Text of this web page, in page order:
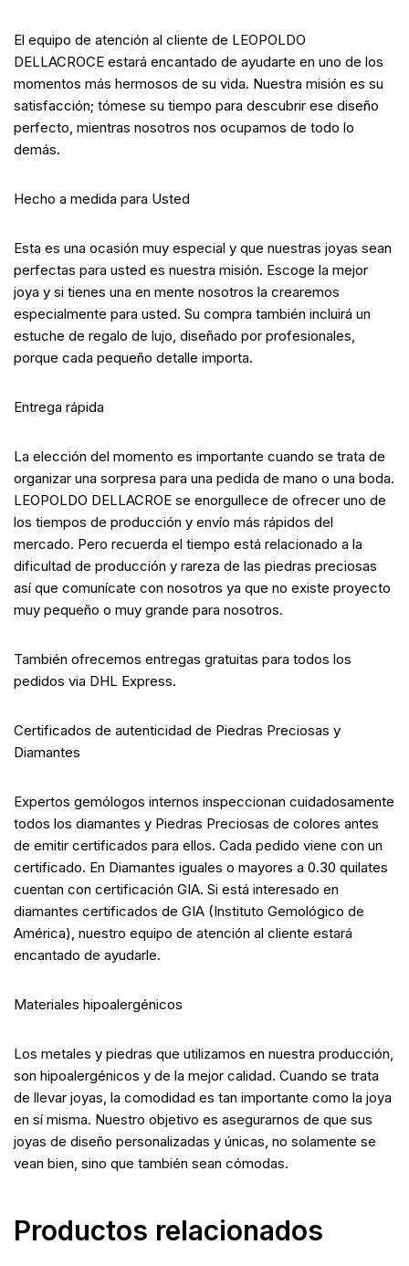
El equipo de atención al cliente de LEOPOLDO
DELLACROCE estará encantado de ayudarte en uno de los
momentos más hermosos de su vida. Nuestra misión es su
satisfacción; tómese su tiempo para descubrir ese diseño
perfecto, mientras nosotros nos ocupamos de todo lo
demás.
Hecho a medida para Usted
Esta es una ocasión muy especial y que nuestras joyas sean
perfectas para usted es nuestra misión. Escoge la mejor
joya y si tienes una en mente nosotros la crearemos
especialmente para usted. Su compra también incluirá un
estuche de regalo de lujo, diseñado por profesionales,
porque cada pequeño detalle importa.
Entrega rápida
La elección del momento es importante cuando se trata de
organizar una sorpresa para una pedida de mano o una boda.
LEOPOLDO DELLACROE se enorgullece de ofrecer uno de
los tiempos de producción y envío más rápidos del
mercado. Pero recuerda el tiempo está relacionado a la
dificultad de producción y rareza de las piedras preciosas
así que comunícate con nosotros ya que no existe proyecto
muy pequeño o muy grande para nosotros.
También ofrecemos entregas gratuitas para todos los
pedidos via DHL Express.
Certificados de autenticidad de Piedras Preciosas y
Diamantes
Expertos gemólogos internos inspeccionan cuidadosamente
todos los diamantes y Piedras Preciosas de colores antes
de emitir certificados para ellos. Cada pedido viene con un
certificado. En Diamantes iguales o mayores a 0.30 quilates
cuentan con certificación GIA. Si está interesado en
diamantes certificados de GIA (Instituto Gemológico de
América), nuestro equipo de atención al cliente estará
encantado de ayudarle.
Materiales hipoalergénicos
Los metales y piedras que utilizamos en nuestra producción,
son hipoalergénicos y de la mejor calidad. Cuando se trata
de llevar joyas, la comodidad es tan importante como la joya
en sí misma. Nuestro objetivo es asegurarnos de que sus
joyas de diseño personalizadas y únicas, no solamente se
vean bien, sino que también sean cómodas.
Productos relacionados